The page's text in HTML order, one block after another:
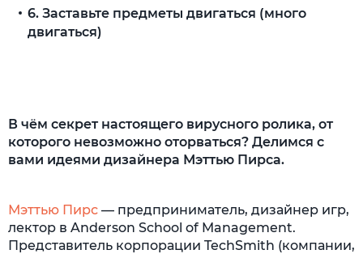
В чём секрет настоящего вирусного ролика, от
которого невозможно оторваться? Делимся с
вами идеями дизайнера Мэттью Пирса.
Мэттью Пирс — предприниматель, дизайнер игр,
лектор в Anderson School of Management.
Представитель корпорации TechSmith (компании,
6. Заставьте предметы двигаться (много
двигаться)
цитаты людей)
9. Добавляйте призывы к действию (а для
10. Доводите всё до конца (чтобы сохранить
заинтересованность людей)